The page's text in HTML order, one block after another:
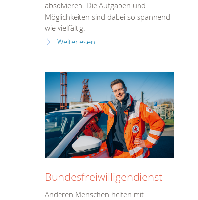
absolvieren. Die Aufgaben und
Möglichkeiten sind dabei so spannend
wie vielfältig.
Weiterlesen
Bundesfreiwilligendienst
Anderen Menschen helfen mit